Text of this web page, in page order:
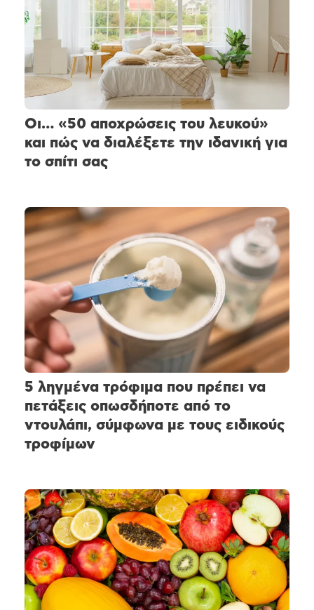
Οι… «50 αποχρώσεις του λευκού»
και πώς να διαλέξετε την ιδανική για
το σπίτι σας
5 ληγμένα τρόφιμα που πρέπει να
πετάξεις οπωσδήποτε από το
ντουλάπι, σύμφωνα με τους ειδικούς
τροφίμων